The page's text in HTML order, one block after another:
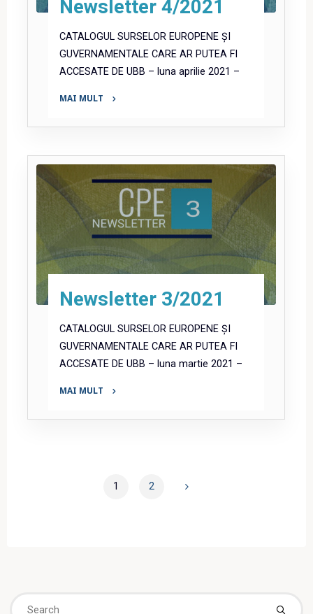
Newsletter 4/2021
CATALOGUL SURSELOR EUROPENE ȘI
GUVERNAMENTALE CARE AR PUTEA FI
ACCESATE DE UBB – luna aprilie 2021 –
MAI MULT
4/2021"
Newsletter 3/2021
CATALOGUL SURSELOR EUROPENE ȘI
GUVERNAMENTALE CARE AR PUTEA FI
ACCESATE DE UBB – luna martie 2021 –
MAI MULT
3/2021"
1 2